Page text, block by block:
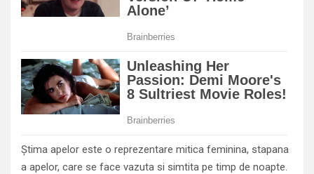
Știma apelor este o reprezentare mitica feminina, stapana
a apelor, care se face vazuta si simtita pe timp de noapte.